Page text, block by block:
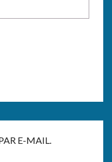
E-MAIL.